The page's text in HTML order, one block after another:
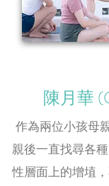
陳月華
作為兩位小孩母
親後一直找尋各
性層面上的增埴